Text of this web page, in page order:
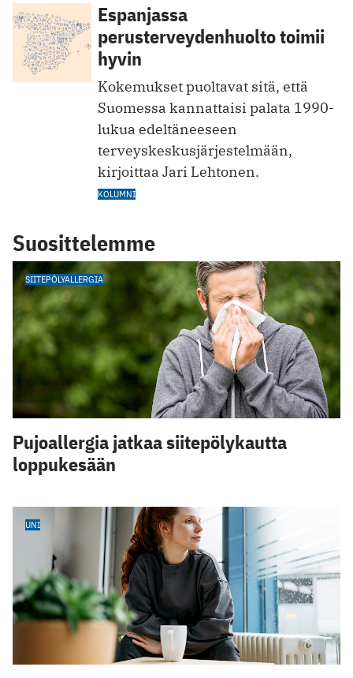
Espanjassa
perusterveydenhuolto toimii
hyvin
Kokemukset puoltavat sitä, että
Suomessa kannattaisi palata 1990-
lukua edeltäneeseen
terveyskeskusjärjestelmään,
kirjoittaa Jari Lehtonen.
KOLUMNI
Suosittelemme
SIITEPÖLYALLERGIA
Pujoallergia jatkaa siitepölykautta
loppukesään
UNI